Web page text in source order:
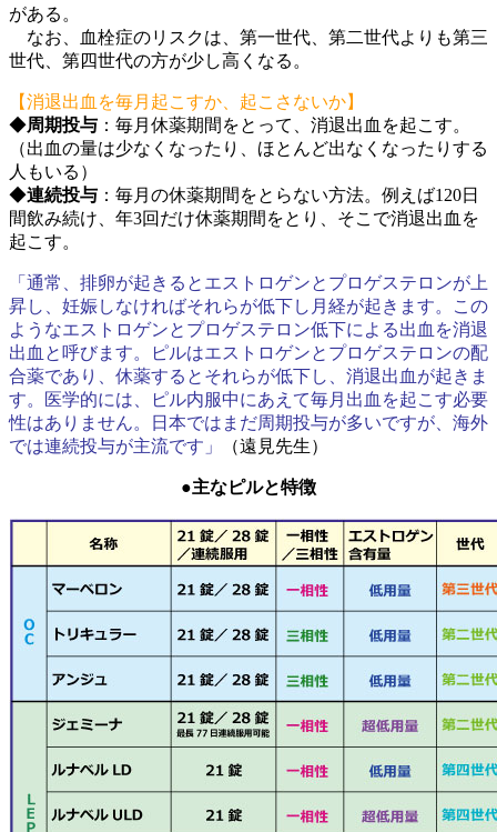
がある。
なお、血栓症のリスクは、第一世代、第二世代よりも第三
世代、第四世代の方が少し高くなる。
【消退出血を毎月起こすか、起こさないか】
◆周期投与 ：毎月休薬期間をとって、消退出血を起こす。
（出血の量は少なくなったり、ほとんど出なくなったりする
人もいる）
◆連続投与 ：毎月の休薬期間をとらない方法。例えば120日
間飲み続け、年3回だけ休薬期間をとり、そこで消退出血を
起こす。
「通常、排卵が起きるとエストロゲンとプロゲステロンが上
昇し、妊娠しなければそれらが低下し月経が起きます。この
ようなエストロゲンとプロゲステロン低下による出血を消退
出血と呼びます。ピルはエストロゲンとプロゲステロンの配
合薬であり、休薬するとそれらが低下し、消退出血が起きま
す。医学的には、ピル内服中にあえて毎月出血を起こす必要
性はありません。日本ではまだ周期投与が多いですが、海外
では連続投与が主流です」
（遠見先生）
●主なピルと特徴